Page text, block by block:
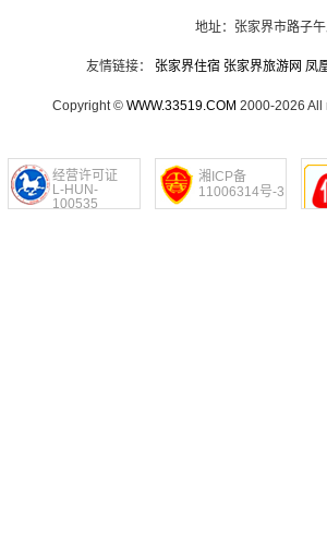
地址：张家界市路子
友情链接： 张家界住宿 张家界旅游网 凤
Copyright © WWW.33519.COM 2000-2026 All
经营许可证
L-HUN-
100535
湘ICP备
11006314号-3